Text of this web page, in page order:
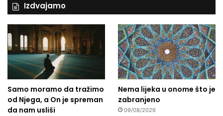
Izdvajamo
Samo moramo da tražimo
od Njega, a On je spreman
da nam usliši
Nema lijeka u onome što je
zabranjeno
09/08/2026